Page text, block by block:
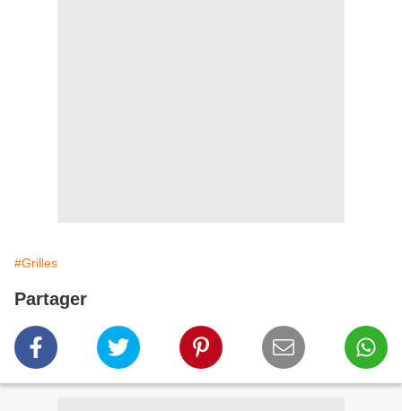
#Grilles
Partager